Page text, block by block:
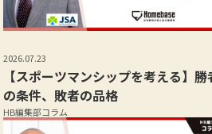
2026.07.23
【スポーツマンシップを考える】勝
の条件、敗者の品格
HB編集部コラム